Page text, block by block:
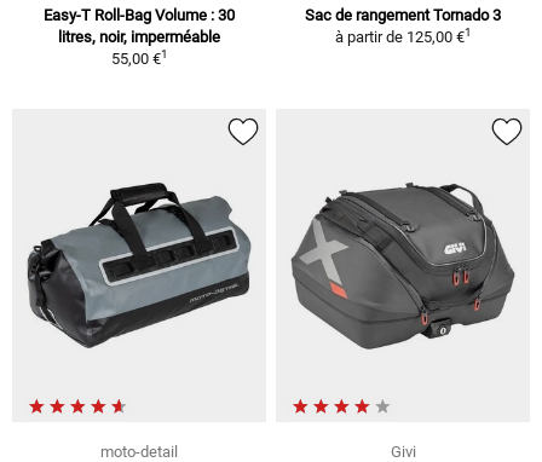
Easy-T Roll-Bag Volume : 30
litres, noir, imperméable
55,00 €1
Sac de rangement Tornado 3
à partir de 125,00 €1
moto-detail
Givi